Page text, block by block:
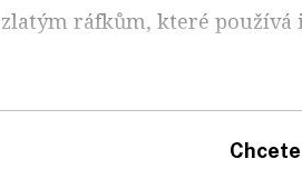
zlatým ráfkům, které